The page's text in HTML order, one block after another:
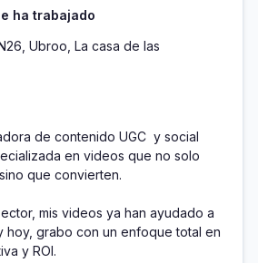
ha trabajado
Ubroo, La casa de las
de contenido UGC  y social
en videos que no solo
que convierten.
mis videos ya han ayudado a
hoy, grabo con un enfoque total en
y ROI.